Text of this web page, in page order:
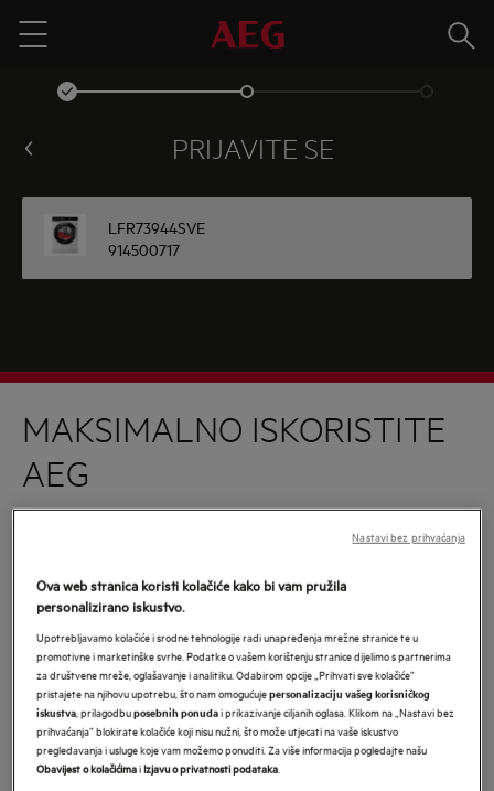
Menu
Traži
PRIJAVITE SE
LFR73944SVE
914500717
MAKSIMALNO ISKORISTITE
AEG
*Obavezno
Upišite
svoju
e-
mail
adresu
Pristajem na primanje personaliziranog marketinškog sadržaja
Electrolux grupeputem e-pošte, telefona, SMS-a i pošte. Pristajem i da
se moji osobni podaci dijele s mrežama trećih strana i koriste za
Ova web stranica koristi kolačiće kako bi vam pružila
personalizirano iskustvo.
Upotrebljavamo kolačiće i srodne tehnologije radi unapređenja mrežne stranice te u
promotivne i marketinške svrhe. Podatke o vašem korištenju stranice dijelimo s partnerima
za društvene mreže, oglašavanje i analitiku. Odabirom opcije „Prihvati sve kolačiće”
pristajete na njihovu upotrebu, što nam omogućujepersonalizaciju vašeg korisničkog
iskustva, prilagodbuposebnih ponudai prikazivanje ciljanih oglasa. Klikom na „Nastavi bez
prihvaćanja” blokirate kolačiće koji nisu nužni, što može utjecati na vaše iskustvo
pregledavanja i usluge koje vam možemo ponuditi. Za više informacija pogledajte našu
Obavijest o kolačićimaiIzjavu o privatnosti podataka.
Nastavi bez prihvaćanja